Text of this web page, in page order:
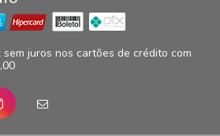
juros nos cartões de crédito com